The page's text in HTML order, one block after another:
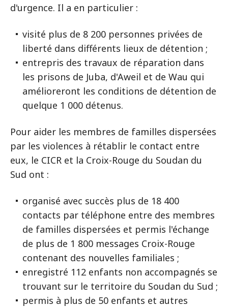
d'urgence. Il a en particulier :
visité plus de 8 200 personnes privées de
liberté dans différents lieux de détention ;
entrepris des travaux de réparation dans
les prisons de Juba, d'Aweil et de Wau qui
amélioreront les conditions de détention de
quelque 1 000 détenus.
Pour aider les membres de familles dispersées
par les violences à rétablir le contact entre
eux, le CICR et la Croix-Rouge du Soudan du
Sud ont :
organisé avec succès plus de 18 400
contacts par téléphone entre des membres
de familles dispersées et permis l'échange
de plus de 1 800 messages Croix-Rouge
contenant des nouvelles familiales ;
enregistré 112 enfants non accompagnés se
trouvant sur le territoire du Soudan du Sud ;
permis à plus de 50 enfants et autres